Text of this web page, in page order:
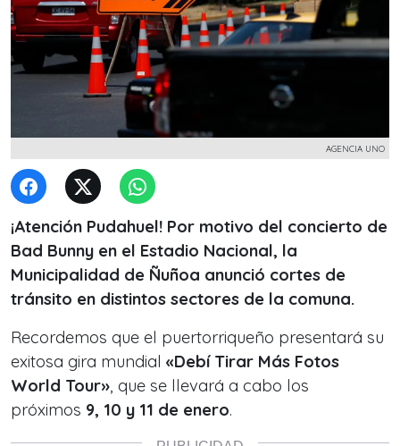
AGENCIA UNO
¡Atención Pudahuel! Por motivo del concierto de
Bad Bunny en el Estadio Nacional, la
Municipalidad de Ñuñoa anunció cortes de
tránsito en distintos sectores de la comuna.
Recordemos que el puertorriqueño presentará su
exitosa gira mundial «Debí Tirar Más Fotos
World Tour», que se llevará a cabo los
próximos 9, 10 y 11 de enero.